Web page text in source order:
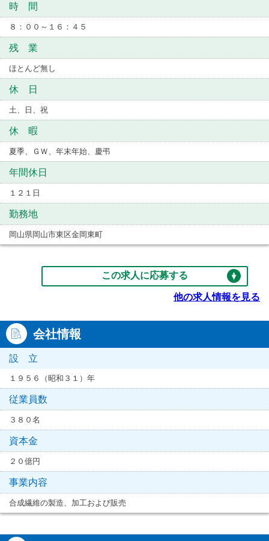
時 間
８：００～１６：４５
残 業
ほとんど無し
休 日
土、日、祝
休 暇
夏季、ＧＷ、年末年始、慶弔
年間休日
１２１日
勤務地
岡山県岡山市東区金岡東町
この求人に応募する
他の求人情報を見る
会社情報
設 立
１９５６（昭和３１）年
従業員数
３８０名
資本金
２０億円
事業内容
合成繊維の製造、加工および販売